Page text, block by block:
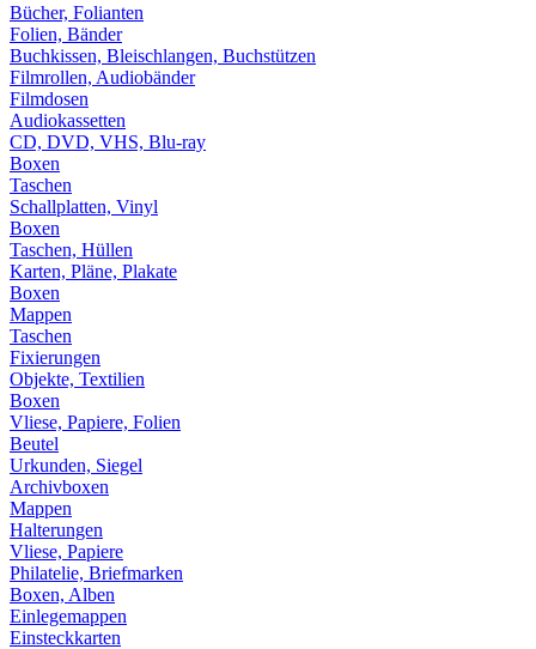
Bücher, Folianten
Folien, Bänder
Buchkissen, Bleischlangen, Buchstützen
Filmrollen, Audiobänder
Filmdosen
Audiokassetten
CD, DVD, VHS, Blu-ray
Boxen
Taschen
Schallplatten, Vinyl
Boxen
Taschen, Hüllen
Karten, Pläne, Plakate
Boxen
Mappen
Taschen
Fixierungen
Objekte, Textilien
Boxen
Vliese, Papiere, Folien
Beutel
Urkunden, Siegel
Archivboxen
Mappen
Halterungen
Vliese, Papiere
Philatelie, Briefmarken
Boxen, Alben
Einlegemappen
Einsteckkarten